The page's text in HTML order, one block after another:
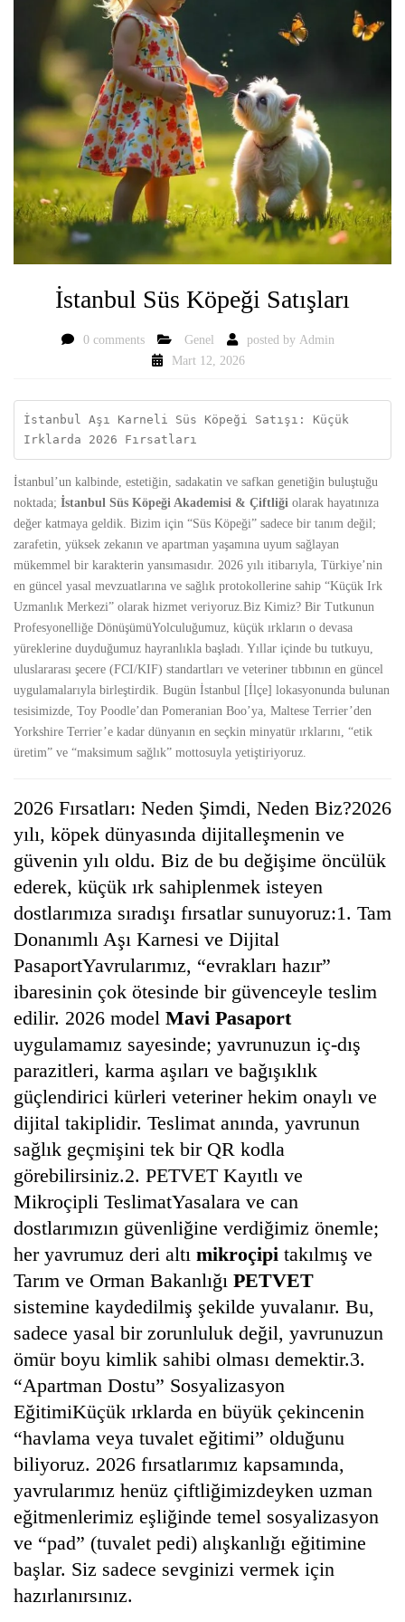
İstanbul Süs Köpeği Satışları
0 comments Genel posted by Admin
Mart 12, 2026
İstanbul Aşı Karneli Süs Köpeği Satışı: Küçük
Irklarda 2026 Fırsatları
İstanbul’un kalbinde, estetiğin, sadakatin ve safkan genetiğin buluştuğu
noktada; İstanbul Süs Köpeği Akademisi & Çiftliği olarak hayatınıza
değer katmaya geldik. Bizim için “Süs Köpeği” sadece bir tanım değil;
zarafetin, yüksek zekanın ve apartman yaşamına uyum sağlayan
mükemmel bir karakterin yansımasıdır. 2026 yılı itibarıyla, Türkiye’nin
en güncel yasal mevzuatlarına ve sağlık protokollerine sahip “Küçük Irk
Uzmanlık Merkezi” olarak hizmet veriyoruz.Biz Kimiz? Bir Tutkunun
Profesyonelliğe DönüşümüYolculuğumuz, küçük ırkların o devasa
yüreklerine duyduğumuz hayranlıkla başladı. Yıllar içinde bu tutkuyu,
uluslararası şecere (FCI/KIF) standartları ve veteriner tıbbının en güncel
uygulamalarıyla birleştirdik. Bugün İstanbul [İlçe] lokasyonunda bulunan
tesisimizde, Toy Poodle’dan Pomeranian Boo’ya, Maltese Terrier’den
Yorkshire Terrier’e kadar dünyanın en seçkin minyatür ırklarını, “etik
üretim” ve “maksimum sağlık” mottosuyla yetiştiriyoruz.
2026 Fırsatları: Neden Şimdi, Neden Biz?2026
yılı, köpek dünyasında dijitalleşmenin ve
güvenin yılı oldu. Biz de bu değişime öncülük
ederek, küçük ırk sahiplenmek isteyen
dostlarımıza sıradışı fırsatlar sunuyoruz:1. Tam
Donanımlı Aşı Karnesi ve Dijital
PasaportYavrularımız, “evrakları hazır”
ibaresinin çok ötesinde bir güvenceyle teslim
edilir. 2026 model Mavi Pasaport
uygulamamız sayesinde; yavrunuzun iç-dış
parazitleri, karma aşıları ve bağışıklık
güçlendirici kürleri veteriner hekim onaylı ve
dijital takiplidir. Teslimat anında, yavrunun
sağlık geçmişini tek bir QR kodla
görebilirsiniz.2. PETVET Kayıtlı ve
Mikroçipli TeslimatYasalara ve can
dostlarımızın güvenliğine verdiğimiz önemle;
her yavrumuz deri altı mikroçipi takılmış ve
Tarım ve Orman Bakanlığı PETVET
sistemine kaydedilmiş şekilde yuvalanır. Bu,
sadece yasal bir zorunluluk değil, yavrunuzun
ömür boyu kimlik sahibi olması demektir.3.
“Apartman Dostu” Sosyalizasyon
EğitimiKüçük ırklarda en büyük çekincenin
“havlama veya tuvalet eğitimi” olduğunu
biliyoruz. 2026 fırsatlarımız kapsamında,
yavrularımız henüz çiftliğimizdeyken uzman
eğitmenlerimiz eşliğinde temel sosyalizasyon
ve “pad” (tuvalet pedi) alışkanlığı eğitimine
başlar. Siz sadece sevginizi vermek için
hazırlanırsınız.